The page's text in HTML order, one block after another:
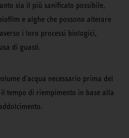
sia il più sanificato possibile,
e alghe che possono alterare
i loro processi biologici,
di guasti.
d'acqua necessario prima del
tempo di riempimento in base alla